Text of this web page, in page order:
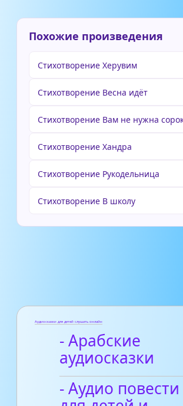
Похожие произведения
Стихотворение Херувим
Стихотворение Весна идёт
Стихотворение Вам не нужна
Стихотворение Хандра
Стихотворение Рукодельница
Стихотворение В школу
Аудиосказки для детей слушать онлайн
- Арабские
аудиосказки
- Аудио повести